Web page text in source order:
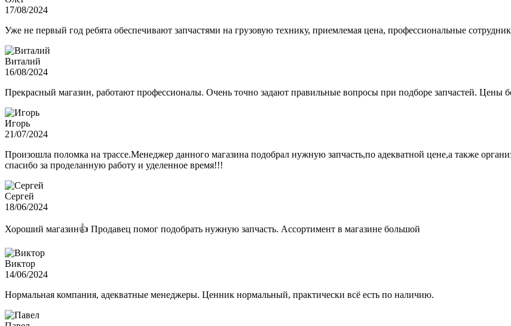
17/08/2024
Уже не первый год ребята обеспечивают запчастями на грузовую технику, приемлемая цена, профессиональные
Виталий
16/08/2024
Прекрасный магазин, работают профессионалы. Очень точно задают правильные вопросы при подборе запчастей. Цены
Игорь
21/07/2024
Произошла поломка на трассе.Менеджер данного магазина подобрал нужную запчасть,по адекватной цене,а также
спасибо за проделанную работу и уделенное время!!!
Сергей
18/06/2024
Хороший магазин👍 Продавец помог подобрать нужную запчасть. Ассортимент в магазине большой
Виктор
14/06/2024
Нормальная компания, адекватные менеджеры. Ценник нормальный, практически всё есть по наличию.